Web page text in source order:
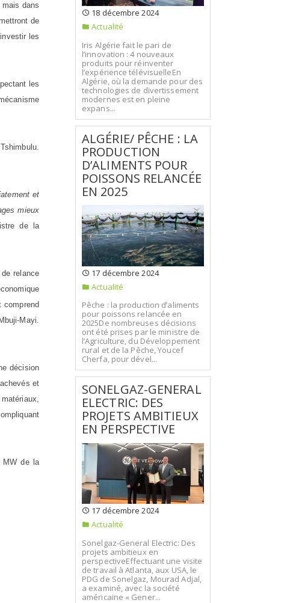
dans
de
les
les
et
mieux
de la
relance
comprend
Mayi.
décision
et
MW de la
18 décembre 2024
Actualité
Iris Algérie fait le pari de
l’innovation : 4 nouveaux
produits pour réinventer
l’expérience télévisuelleEn
Algérie, où la demande pour des
technologies de divertissement
modernes est en pleine
expans...
ALGÉRIE/ PÊCHE : LA
PRODUCTION
D’ALIMENTS POUR
POISSONS RELANCÉE
EN 2025
17 décembre 2024
Actualité
Pêche : la production d’aliments
pour poissons relancée en
2025De nombreuses décisions
ont été prises par le ministre de
l’Agriculture, du Développement
rural et de la Pêche, Youcef
Cherfa, pour dével...
SONELGAZ-GENERAL
ELECTRIC: DES
PROJETS AMBITIEUX
EN PERSPECTIVE
17 décembre 2024
Actualité
Sonelgaz-General Electric: Des
projets ambitieux en
perspectiveEffectuant une visite
de travail à Atlanta, aux USA, le
PDG de Sonelgaz, Mourad Adjal,
a examiné, avec la société
américaine « Gener...